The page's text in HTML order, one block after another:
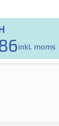
inkl. moms